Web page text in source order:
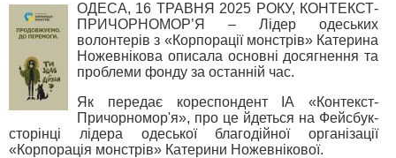
ОДЕСА, 16 ТРАВНЯ 2025 РОКУ, КОНТЕКСТ-
ПРИЧОРНОМОР’Я – Лідер одеських
волонтерів з «Корпорації монстрів» Катерина
Ножевнікова описала основні досягнення та
проблеми фонду за останній час.
Як передає кореспондент ІА «Контекст-
Причорномор'я», про це йдеться на Фейсбук-
сторінці лідера одеської благодійної організації
«Корпорація монстрів» Катерини Ножевнікової.